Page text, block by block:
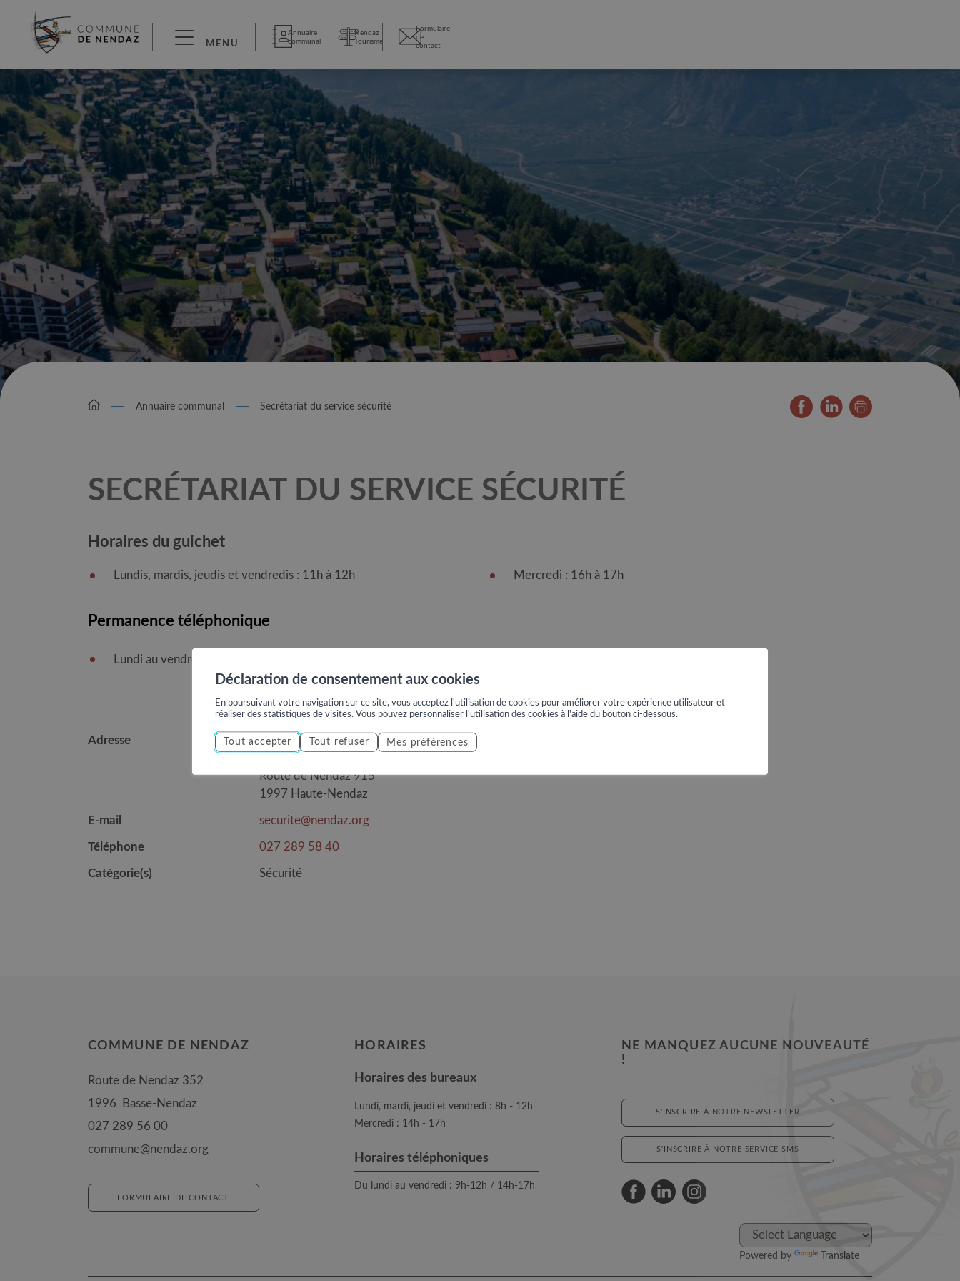
MENU
Annuaire
communal
Nendaz
Tourisme
Formulaire
de
contact
Annuaire communal Secrétariat du service sécurité
SECRÉTARIAT DU SERVICE SÉCURITÉ
Horaires du guichet
Lundis, mardis, jeudis et vendredis : 11h à 12h Mercredi : 16h à 17h
Permanence téléphonique
Lundi au vendredi : 9h à 12h et 14h à 17h
Adresse
Secrétariat du service sécurité
Route de Nendaz 915
1997 Haute-Nendaz
E-mail securite@nendaz.org
Téléphone 027 289 58 40
Catégorie(s) Sécurité
COMMUNE DE NENDAZ
Route de Nendaz 352
1996
Basse-Nendaz
027 289 56 00
commune@nendaz.org
FORMULAIRE DE CONTACT
HORAIRES
Horaires des bureaux
Lundi, mardi, jeudi et vendredi : 8h - 12h
Mercredi : 14h - 17h
Horaires téléphoniques
Du lundi au vendredi : 9h-12h / 14h-17h
NE MANQUEZ AUCUNE NOUVEAUTÉ
!
S'INSCRIRE À NOTRE NEWSLETTER
S'INSCRIRE À NOTRE SERVICE SMS
Powered by Translate
Déclaration de consentement aux cookies
En poursuivant votre navigation sur ce site, vous acceptez l'utilisation de cookies pour améliorer votre expérience utilisateur et
réaliser des statistiques de visites. Vous pouvez personnaliser l'utilisation des cookies à l'aide du bouton ci-dessous.
Tout accepter Tout refuser Mes préférences